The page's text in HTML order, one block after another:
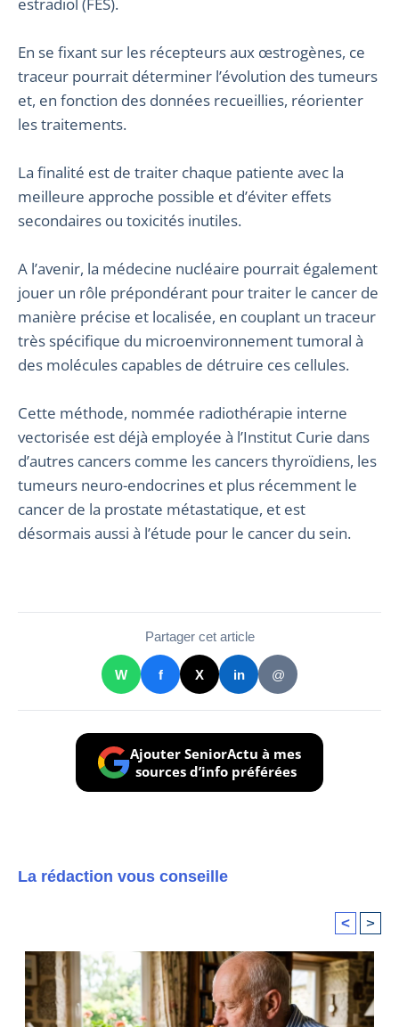
En se fixant sur les récepteurs aux œstrogènes, ce
traceur pourrait déterminer l’évolution des tumeurs
et, en fonction des données recueillies, réorienter
les traitements.
La finalité est de traiter chaque patiente avec la
meilleure approche possible et d’éviter effets
secondaires ou toxicités inutiles.
A l’avenir, la médecine nucléaire pourrait également
jouer un rôle prépondérant pour traiter le cancer de
manière précise et localisée, en couplant un traceur
très spécifique du microenvironnement tumoral à
des molécules capables de détruire ces cellules.
Cette méthode, nommée radiothérapie interne
vectorisée est déjà employée à l’Institut Curie dans
d’autres cancers comme les cancers thyroïdiens, les
tumeurs neuro-endocrines et plus récemment le
cancer de la prostate métastatique, et est
désormais aussi à l’étude pour le cancer du sein.
Partager cet article
W f X in @
Ajouter SeniorActu à mes
sources d’info préférées
La rédaction vous conseille
< >